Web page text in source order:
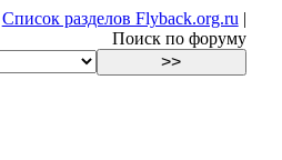
Список разделов Flyback.org.ru |
Поиск по форуму